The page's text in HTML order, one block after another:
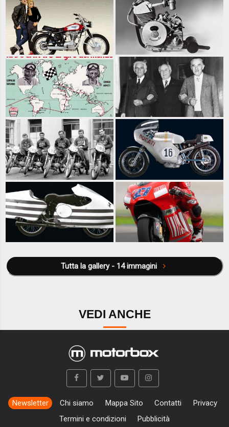
Tutta la gallery - 14 immagini
VEDI ANCHE
Newsletter Chi siamo Mappa Sito Contatti
Privacy
Termini e condizioni
Pubblicità